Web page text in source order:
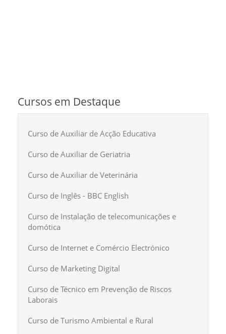
Cursos em Destaque
Curso de Auxiliar de Acção Educativa
Curso de Auxiliar de Geriatria
Curso de Auxiliar de Veterinária
Curso de Inglês - BBC English
Curso de Instalação de telecomunicações e
domótica
Curso de Internet e Comércio Electrónico
Curso de Marketing Digital
Curso de Técnico em Prevenção de Riscos
Laborais
Curso de Turismo Ambiental e Rural